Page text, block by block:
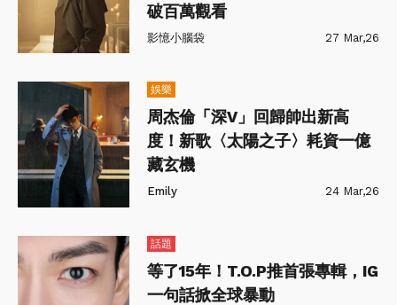
破百萬觀看
影憶小腦袋 27 Mar,26
娛樂
周杰倫「深V」回歸帥出新高
度！新歌〈太陽之子〉耗資一億
藏玄機
Emily 24 Mar,26
話題
等了15年！T.O.P推首張專輯，IG
一句話掀全球暴動